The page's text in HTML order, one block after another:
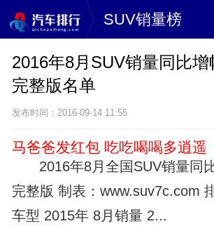
SUV销量榜
2016年8月SUV销量同比
完整版名单
发布时间：2016-09-14 11:55
马爸爸发红包 吃吃喝喝多逍遥
2016年8月全国SUV销量同
完整版 制表：www.suv7c.com
车型 2015年 8月销量 2...